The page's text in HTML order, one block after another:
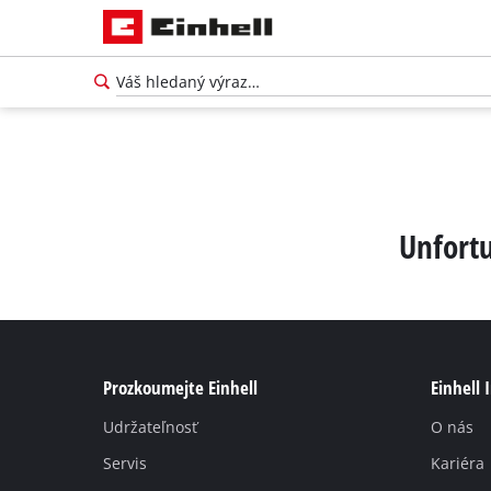
Prozkoumejte Einhell
Udržateľnosť
Servis
Einhell
O nás
Kariéra